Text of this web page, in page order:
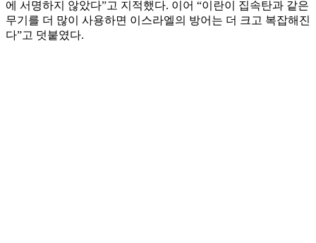
에 서명하지 않았다”고 지적했다. 이어 “이란이 집속탄과 같은
무기를 더 많이 사용하면 이스라엘의 방어는 더 크고 복잡해진
다”고 덧붙였다.